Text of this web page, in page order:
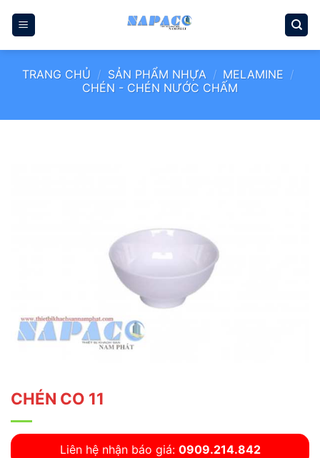
qua
TRANG CHỦ / SẢN PHẨM NHỰA / MELAMINE /
CHÉN - CHÉN NƯỚC CHẤM
CHÉN CO 11
Liên hệ nhận báo giá: 0909.214.842